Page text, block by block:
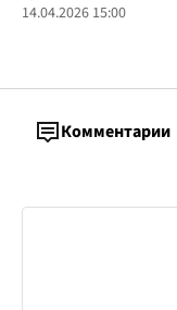
14.04.2026 15:00
Комментарии